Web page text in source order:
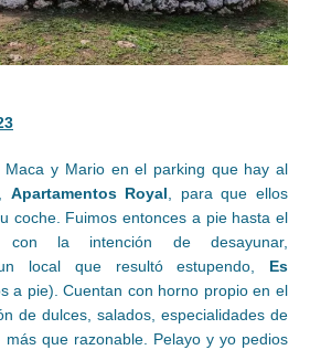
Maca y Mario en el parking que hay al
Apartamentos Royal, para que ellos
coche. Fuimos entonces a pie hasta el
con la intención de desayunar,
local que resultó estupendo, Es
a pie). Cuentan con horno propio en el
de dulces, salados, especialidades de
que razonable. Pelayo y yo pedios